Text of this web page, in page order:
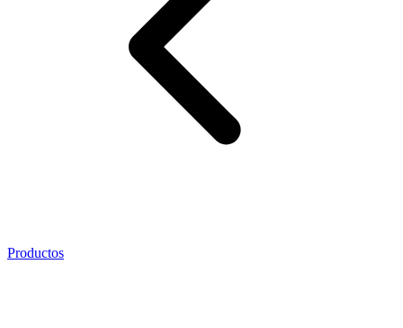
Productos